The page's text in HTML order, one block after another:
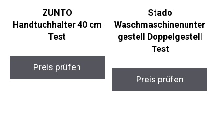
ZUNTO
Handtuchhalter 40 cm
Test
Preis prüfen
Stado
Waschmaschinenunter
gestell Doppelgestell
Test
Preis prüfen